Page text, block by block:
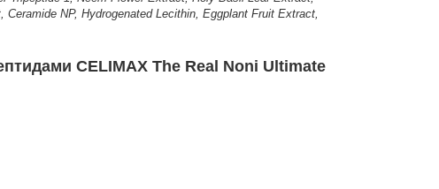
NP, Hydrogenated Lecithin, Eggplant Fruit Extract,
CELIMAX The Real Noni Ultimate